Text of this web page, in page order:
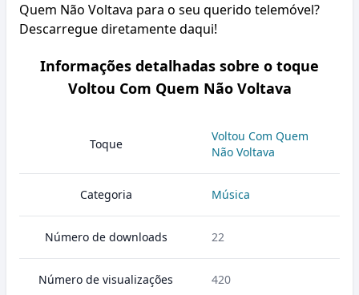
Quem Não Voltava para o seu querido telemóvel?
Descarregue diretamente daqui!
Informações detalhadas sobre o toque
Voltou Com Quem Não Voltava
Toque
Voltou Com Quem
Não Voltava
Categoria Música
Número de downloads 22
Número de visualizações 420